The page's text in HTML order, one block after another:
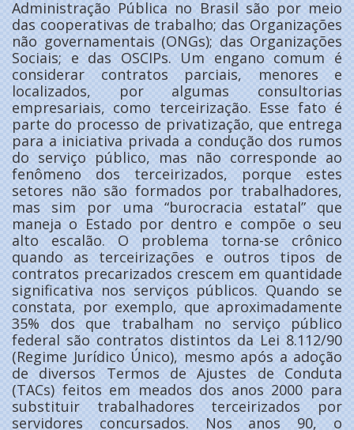
Administração Pública no Brasil são por meio
das cooperativas de trabalho; das Organizações
não governamentais (ONGs); das Organizações
Sociais; e das OSCIPs. Um engano comum é
considerar contratos parciais, menores e
localizados, por algumas consultorias
empresariais, como terceirização. Esse fato é
parte do processo de privatização, que entrega
para a iniciativa privada a condução dos rumos
do serviço público, mas não corresponde ao
fenômeno dos terceirizados, porque estes
setores não são formados por trabalhadores,
mas sim por uma “burocracia estatal” que
maneja o Estado por dentro e compõe o seu
alto escalão. O problema torna-se crônico
quando as terceirizações e outros tipos de
contratos precarizados crescem em quantidade
significativa nos serviços públicos. Quando se
constata, por exemplo, que aproximadamente
35% dos que trabalham no serviço público
federal são contratos distintos da Lei 8.112/90
(Regime Jurídico Único), mesmo após a adoção
de diversos Termos de Ajustes de Conduta
(TACs) feitos em meados dos anos 2000 para
substituir trabalhadores terceirizados por
servidores concursados. Nos anos 90, o